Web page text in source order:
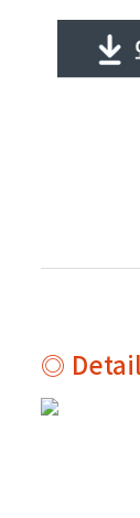
◎ Detail